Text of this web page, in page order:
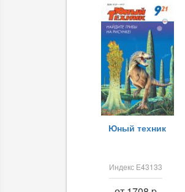
Юный техник
Индекс Е43133